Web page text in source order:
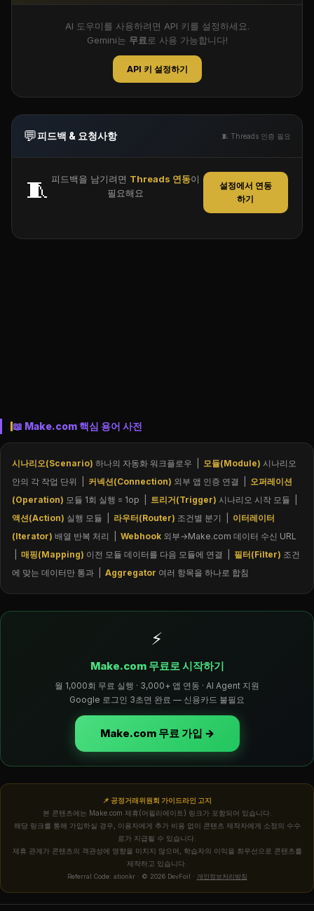
AI 도우미를 사용하려면 API 키를 설정하세요.
Gemini는 무료로 사용 가능합니다!
API 키 설정하기
💬피드백 & 요청사항 🧵 Threads 인증 필요
🧵 피드백을 남기려면 Threads 연동이
필요해요
설정에서 연동
하기
📖 Make.com 핵심 용어 사전
시나리오(Scenario) 하나의 자동화 워크플로우 | 모듈(Module) 시나리오
안의 각 작업 단위 | 커넥션(Connection) 외부 앱 인증 연결 | 오퍼레이션
(Operation) 모듈 1회 실행 = 1op | 트리거(Trigger) 시나리오 시작 모듈 |
액션(Action) 실행 모듈 | 라우터(Router) 조건별 분기 | 이터레이터
(Iterator) 배열 반복 처리 | Webhook 외부→Make.com 데이터 수신 URL
매핑(Mapping) 이전 모듈 데이터를 다음 모듈에 연결 | 필터(Filter) 조건
에 맞는 데이터만 통과 | Aggregator 여러 항목을 하나로 합침
⚡
Make.com 무료로 시작하기
월 1,000회 무료 실행 · 3,000+ 앱 연동 · AI Agent 지원
Google 로그인 3초면 완료 — 신용카드 불필요
Make.com 무료 가입 →
📌 공정거래위원회 가이드라인 고지
본 콘텐츠에는 Make.com 제휴(어필리에이트) 링크가 포함되어 있습니다.
해당 링크를 통해 가입하실 경우, 이용자에게 추가 비용 없이 콘텐츠 제작자에게 소정의 수수
료가 지급될 수 있습니다.
제휴 관계가 콘텐츠의 객관성에 영향을 미치지 않으며, 학습자의 이익을 최우선으로 콘텐츠를
제작하고 있습니다.
Referral Code: ationkr · © 2026 DevFoil · 개인정보처리방침